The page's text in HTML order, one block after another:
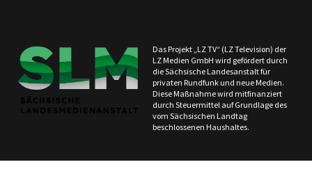
Das Projekt „LZ TV“ (LZ Television) der
LZ Medien GmbH wird gefördert durch
die Sächsische Landesanstalt für
privaten Rundfunk und neue Medien.
Diese Maßnahme wird mitfinanziert
durch Steuermittel auf Grundlage des
vom Sächsischen Landtag
beschlossenen Haushaltes.